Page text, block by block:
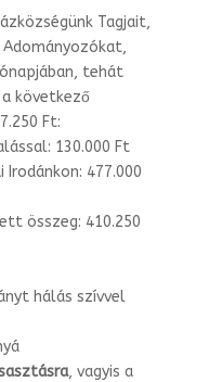
Tagjait,
Adományozókat,
tehát
következő
Ft:
130.000 Ft
477.000
összeg: 410.250
hálás szívvel
, vagyis a